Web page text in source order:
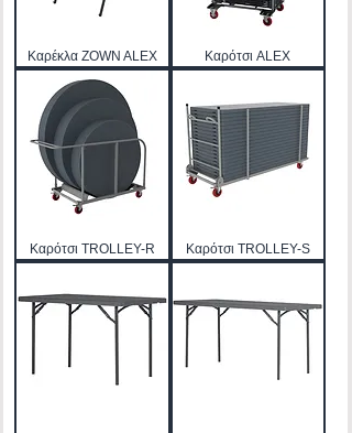
Καρέκλα ZOWN ALEX Καρότσι ALEX
Καρότσι TROLLEY-R Καρότσι TROLLEY-S